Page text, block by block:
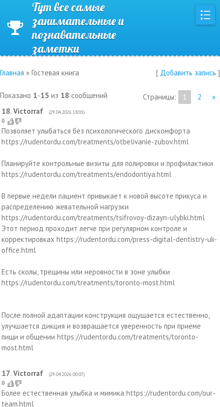
Тут все самые
занимательные и
познавательные
заметки
Главная » Гостевая книга [ Добавить запись ]
Страницы: 1 2 »
Показано 1-15 из 18 сообщений
18. Victorraf (29.04.2026 18:01)
0
Позволяет улыбаться без психологического дискомфорта
https://rudentordu.com/treatments/otbelivanie-zubov.html
Планируйте контрольные визиты для полировки и профилактики
https://rudentordu.com/treatments/endodontiya.html
В первые недели пациент привыкает к новой высоте прикуса и
распределению жевательной нагрузки
https://rudentordu.com/treatments/tsifrovoy-dizayn-ulybki.html
Этот период проходит легче при регулярном контроле и
корректировках https://rudentordu.com/press-digital-dentistry-uk-
office.html
Есть сколы, трещины или неровности в зоне улыбки
https://rudentordu.com/treatments/toronto-most.html
После полной адаптации конструкция ощущается естественно,
улучшается дикция и возвращается уверенность при приеме
пищи и общении https://rudentordu.com/treatments/toronto-
most.html
17. Victorraf (29.04.2026 00:07)
0
Более естественная улыбка и мимика https://rudentordu.com/our-
team.html